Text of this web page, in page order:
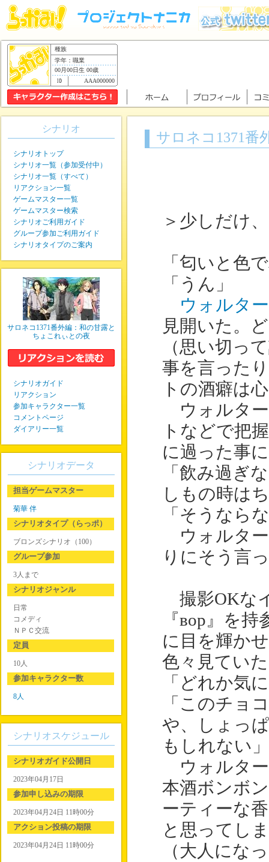
種族
学年：職業
00月00日生 00歳
AAA000000
サロネコ1371番
＞少しだけ
「匂いと色
「うん」
ウォルタ
見開いた。
（思い切っ
事を言った
トの酒癖は
ウォルター
トなどで把
に過った事
「飲み過ぎ
しもの時は
「そうなら
ウォルター
りにそう言
撮影OKな
『вор』を
に目を輝か
色々見てい
「どれか気
「このチョ
や、しょっ
もしれない」
ウォルター
本酒ボンボ
ーティーな
と思ってし
（大人にな
シナリオ
シナリオトップ
シナリオ一覧（参加受付中）
シナリオ一覧（すべて）
リアクション一覧
ゲームマスター一覧
ゲームマスター検索
シナリオご利用ガイド
グループ参加ご利用ガイド
シナリオタイプのご案内
サロネコ1371番外編：和の甘露と
ちょこれぃとの夜
シナリオガイド
リアクション
参加キャラクター一覧
コメントページ
ダイアリー一覧
シナリオデータ
担当ゲームマスター
菊華 伴
シナリオタイプ（らっポ）
ブロンズシナリオ（100）
グループ参加
3人まで
シナリオジャンル
日常
コメディ
ＮＰＣ交流
定員
10人
参加キャラクター数
8人
シナリオスケジュール
シナリオガイド公開日
2023年04月17日
参加申し込みの期限
2023年04月24日 11時00分
アクション投稿の期限
2023年04月24日 11時00分